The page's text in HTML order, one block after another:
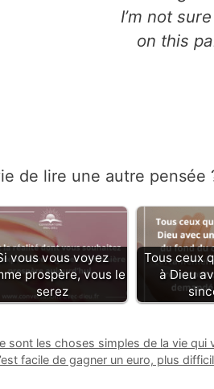
I’m not
on this
de lire une autre pensée
vous vous voyez
prospère, vous le
serez
Tous ceux
à Dieu
sont les choses simples de la vie qui
facile de gagner un euro, plus